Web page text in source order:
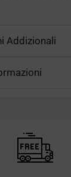
Addizionali